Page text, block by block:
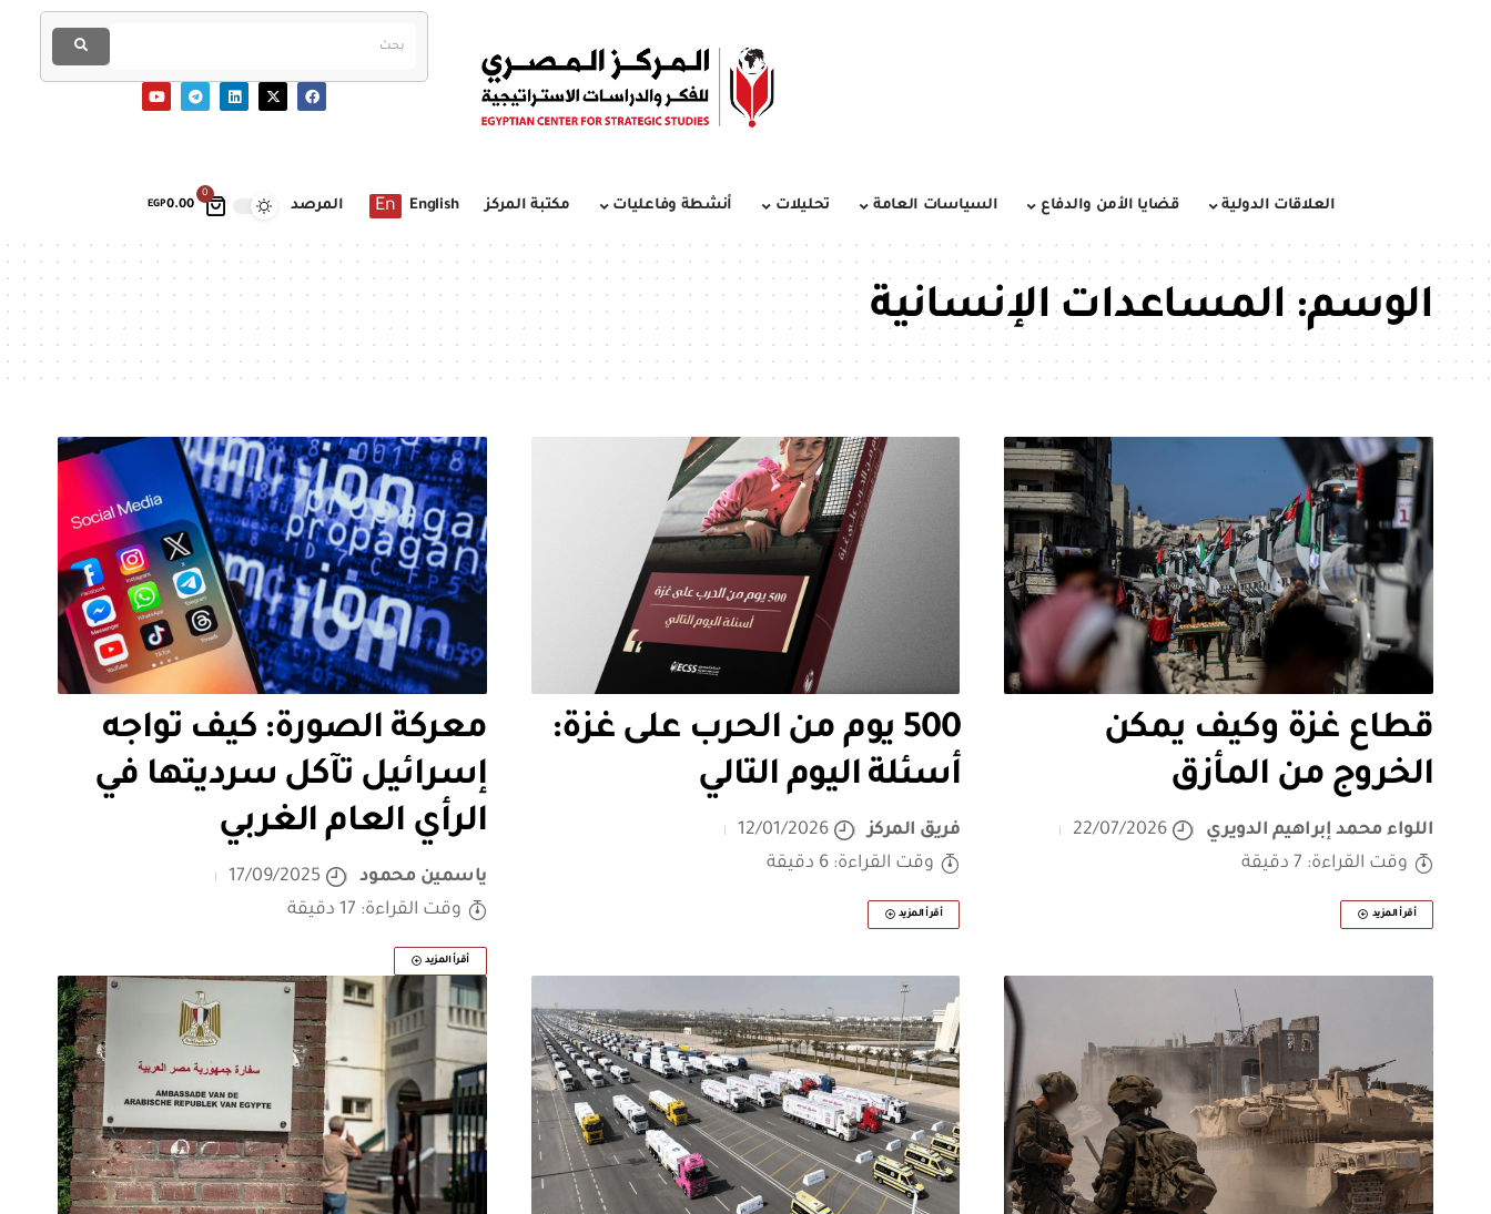
0
EGP0.00 العلاقات الدولية قضايا الأمن والدفاع السياسات العامة تحليلات أنشطة وفاعليات مكتبة المركز English
En المرصد
الوسم:المساعدات الإنسانية
قطاع غزة وكيف يمكن
الخروج من المأزق
اللواء محمد إبراهيم الدويري
22/07/2026
وقت القراءة: 7 دقيقة
أقرأ المزيد
500 يوم من الحرب على غزة:
أسئلة اليوم التالي
فريق المركز
12/01/2026
وقت القراءة: 6 دقيقة
أقرأ المزيد
معركة الصورة: كيف تواجه
إسرائيل تآكل سرديتها في
الرأي العام الغربي
ياسمين محمود
17/09/2025
وقت القراءة: 17 دقيقة
أقرأ المزيد